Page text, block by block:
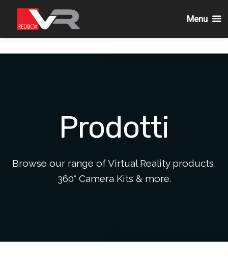
Prodotti
Browse our range of Virtual Reality products,
360° Camera Kits & more.
Menu